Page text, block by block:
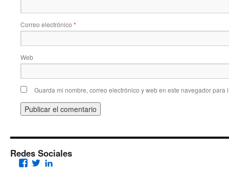
Correo electrónico *
Web
Guarda mi nombre, correo electrónico y web en este navegador para
Redes Sociales
Facebook
Twitter